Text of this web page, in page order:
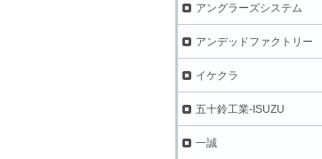
アングラーズシステム
アンデッドファクトリー
イケクラ
五十鈴工業-ISUZU
一誠